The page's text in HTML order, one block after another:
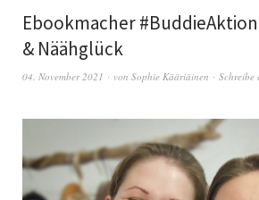
Ebookmacher
& Näähglück
04. November 2021 von Sophie Kääriäinen Schreibe